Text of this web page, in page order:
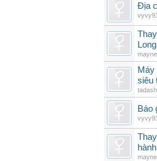
Địa
Máy
siêu
Báo